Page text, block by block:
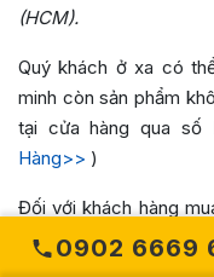
(HCM).
Quý khách ở xa có
minh còn sản phẩm
tại cửa hàng qua số
Hàng>> )
Đối với khách hàng
50 Warm,trực tuyến
khách hàng sẽ được
0902 6669